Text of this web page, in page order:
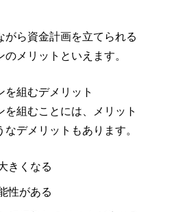
がら資金計画を立てられる
メリットといえます。
を組むデメリット
を組むことには、メリット
デメリットもあります。
きくなる
性がある